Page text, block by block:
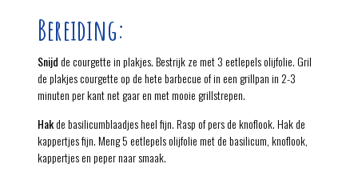
Bereiding:
Snijdde courgette in plakjes. Bestrijk ze met 3 eetlepels olijfolie. Gril
de plakjes courgette op de hete barbecue of in een grillpan in 2-3
minuten per kant net gaar en met mooie grillstrepen.
Hakde basilicumblaadjes heel fijn. Rasp of pers de knoflook. Hak de
kappertjes fijn. Meng 5 eetlepels olijfolie met de basilicum, knoflook,
kappertjes en peper naar smaak.